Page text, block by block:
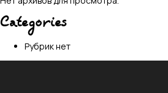
Categories
Рубрик нет